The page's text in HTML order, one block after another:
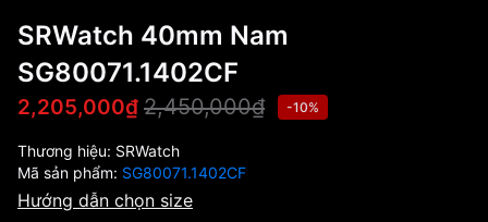
SRWatch 40mm Nam
SG80071.1402CF
2,205,000₫ 2,450,000₫ -10%
Thương hiệu: SRWatch
Mã sản phẩm: SG80071.1402CF
Hướng dẫn chọn size